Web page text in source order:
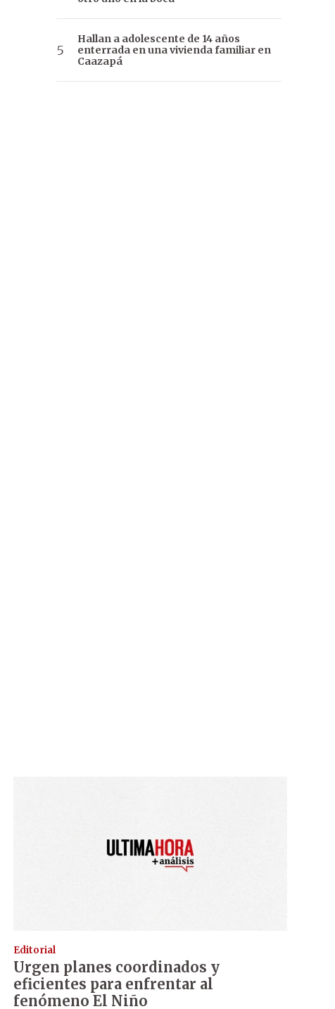
Hallan a adolescente de 14 años
enterrada en una vivienda familiar en
Caazapá
Editorial
Urgen planes coordinados y
eficientes para enfrentar al
fenómeno El Niño